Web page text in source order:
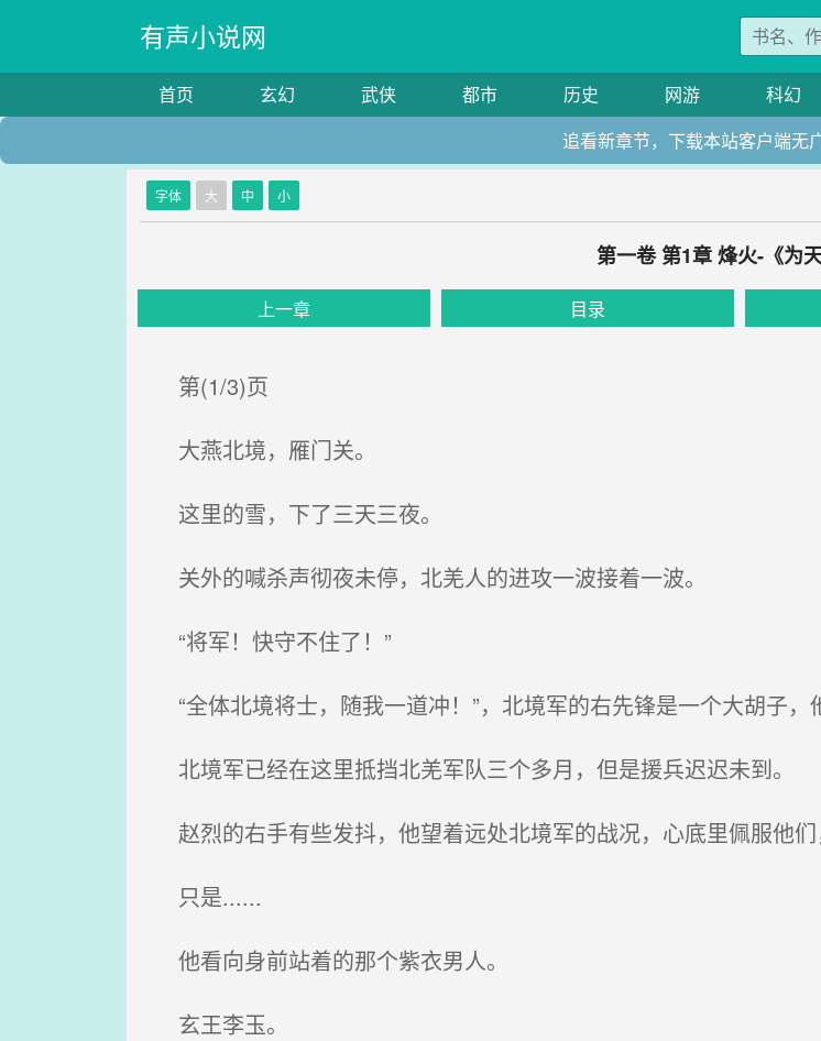
有声小说网
首页 玄幻 武侠 都市 历史 网游 科幻
追看新章节，下载本站客户端无
字体 大 中 小
第一卷 第1章 烽火-《为
上一章 目录
第(1/3)页
大燕北境，雁门关。
这里的雪，下了三天三夜。
关外的喊杀声彻夜未停，北羌人的进攻一波接着一波。
“将军！快守不住了！”
“全体北境将士，随我一道冲！”，北境军的右先锋是一个大胡子，
北境军已经在这里抵挡北羌军队三个多月，但是援兵迟迟未到。
赵烈的右手有些发抖，他望着远处北境军的战况，心底里佩服他们
只是......
他看向身前站着的那个紫衣男人。
玄王李玉。